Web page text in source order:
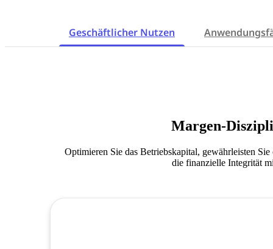
Geschäftlicher Nutzen
Margen-
Optimieren Sie das Betriebskapital, gewährleisten
die finanzielle Integrität